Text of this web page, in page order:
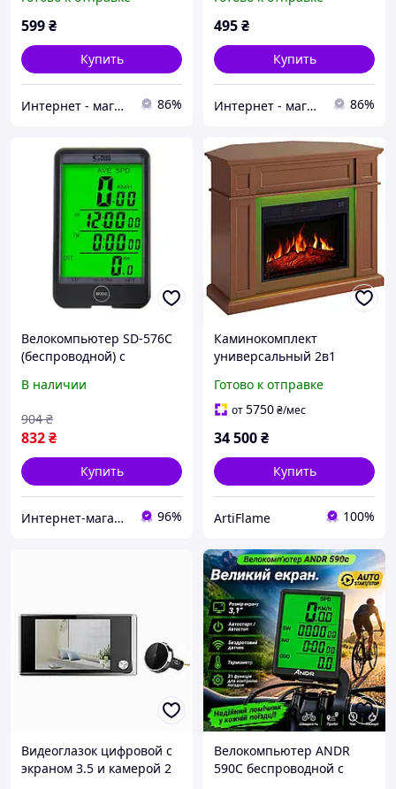
599₴
Купить
Интернет - магазин Artis 86%
495₴
Купить
Интернет - магазин Artis 86%
Велокомпьютер SD-576C
(беспроводной) с
waterproof, 32 функций,
В наличии
832₴
904 ₴
Купить
Интернет-магазин "КАРТОХА" 96%
Каминокомплект
универсальный 2в1
коричневый с LED
подсветкой, обогревом и
Готово к отправке
от5750₴/мес
34 500₴
Купить
ArtiFlame 100%
Видеоглазок цифровой с
экраном 3.5 и камерой 2
Велокомпьютер ANDR
590C беспроводной с